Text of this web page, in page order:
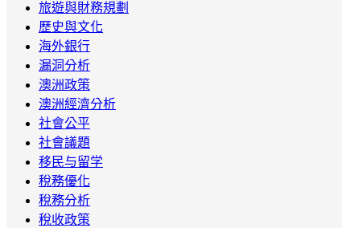
旅遊與財務規劃
歷史與文化
海外銀行
漏洞分析
澳洲政策
澳洲經濟分析
社會公平
社會議題
移民与留学
稅務優化
稅務分析
稅收政策